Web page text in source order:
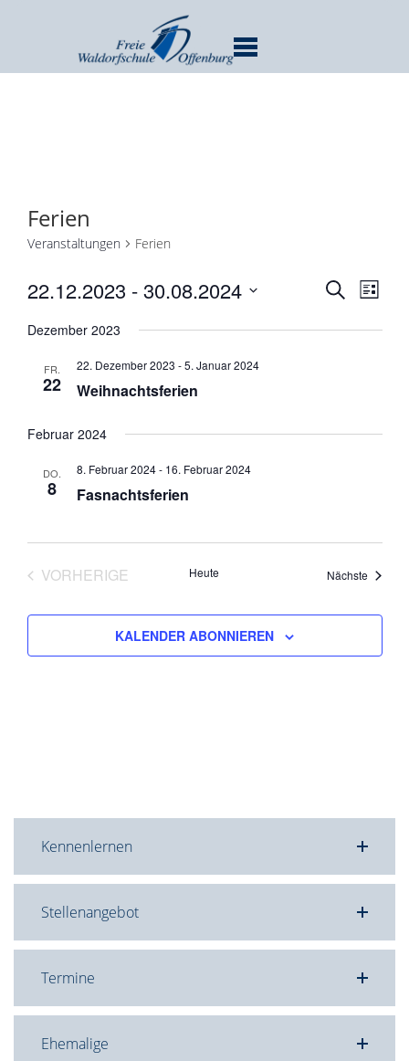
Ferien
Veranstaltungen Ferien
und
SUCHELISTE
22.12.2023 - 30.08.2024
Dezember 2023
FR.
22
22. Dezember 2023 -5. Januar 2024
Weihnachtsferien
Februar 2024
DO.
8
8. Februar 2024- 16. Februar 2024
Fasnachtsferien
VORHERIGE
Heute Nächste
KALENDER ABONNIEREN
Kennenlernen
Stellenangebot
Termine
Ehemalige